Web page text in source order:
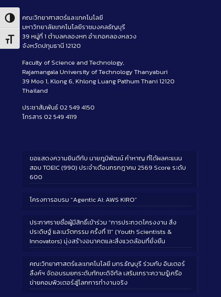
Toggle High Contrast
Toggle Font size
คณะวิทยาศาสตร์และเทคโนโลยี
มหาวิทยาลัยเทคโนโลยีราชมงคลธัญบุรี
39 หมู่ที่ 1 ตำบลคลองหก อำเภอคลองหลวง
จังหวัดปทุมธานี 12120
Faculty of Science and Technology,
Rajamangala University of Technology Thanyaburi
39 Moo 1, Klong 6, Khlong Luang Pathum Thani 12120
Thailand
ประชาสัมพันธ์ 02 549 4150
โทรสาร 02 549 4119
ขอแสดงความยินดีกับ นายภูมิพัฒน์ คำหาญ ที่ได้ผลคะแนน
สอบ TOEIC (990) ประจำเดือนกรกฎาคม 2569 Score ระดับ
600
โครงการอบรม “Agentic AI: AWS KIRO”
ประกาศรายชื่อผู้มีสิทธิ์เข้าร่วม “การประกวดโครงงาน สิ่ง
ประดิษฐ์ และนวัตกรรม ครั้งที่ 11” (Youth Scientists &
Innovators) มุ่งสร้างอนาคตและสิ่งแวดล้อมที่ยั่งยืน
คณะวิทยาศาสตร์และเทคโนโลยี มทร.ธัญบุรี ร่วมกับ อินเตอร์
ลิ้งค์ฯ จัดอบรมยกระดับทักษะดิจิทัล เสริมเกราะความรู้เครือ
ข่ายคอมพิวเตอร์สู่โลกการทำงานจริง